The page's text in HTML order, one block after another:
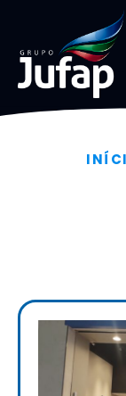
conteúdo